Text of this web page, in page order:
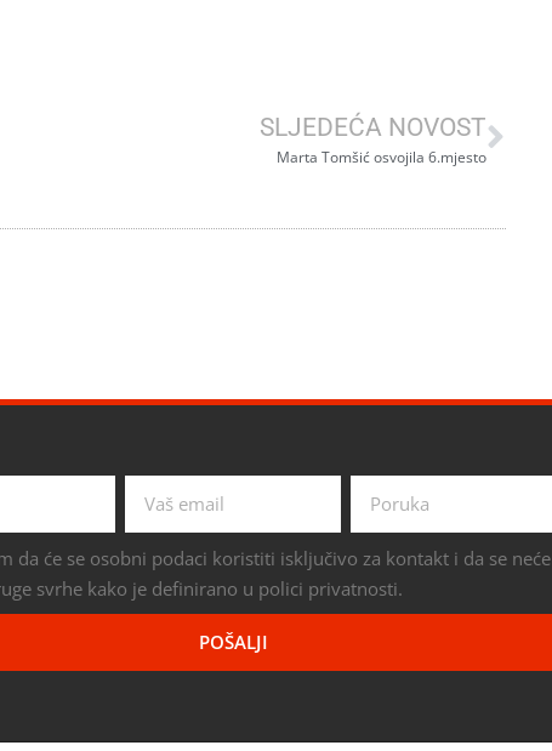
SLJEDEĆA NOVOST
Marta Tomšić osvojila 6.mjesto
da će se osobni podaci koristiti isključivo za kontakt i da se neće
svrhe kako je definirano u polici privatnosti.
POŠALJI